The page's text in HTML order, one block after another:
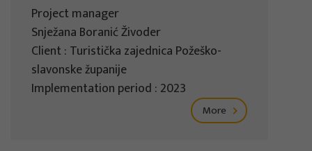
Project manager
Snježana Boranić Živoder
Client : Turistička zajednica Požeško-
slavonske županije
Implementation period : 2023
More